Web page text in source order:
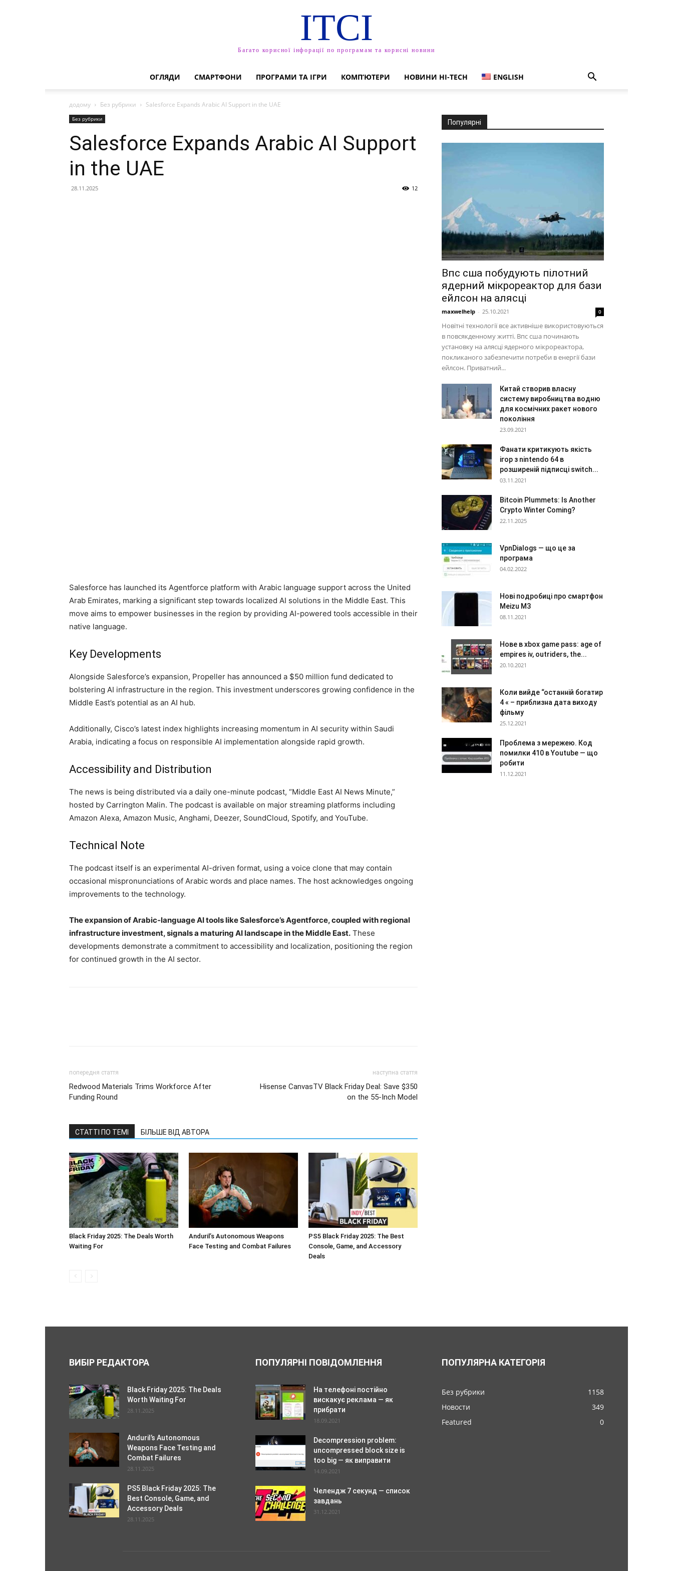
ITCI
Багато корисної інфорації по програмам та корисні новини
ОГЛЯДИ СМАРТФОНИ ПРОГРАМИ ТА ІГРИ КОМП’ЮТЕРИ НОВИНИ HI-TECH ENGLISH
додому Без рубрики Salesforce Expands Arabic AI Support in the UAE
Без рубрики
Salesforce Expands Arabic AI Support
in the UAE
28.11.2025 12
Salesforce has launched its Agentforce platform with Arabic language support across the United
Arab Emirates, marking a significant step towards localized AI solutions in the Middle East. This
move aims to empower businesses in the region by providing AI-powered tools accessible in their
native language.
Key Developments
Alongside Salesforce’s expansion, Propeller has announced a $50 million fund dedicated to
bolstering AI infrastructure in the region. This investment underscores growing confidence in the
Middle East’s potential as an AI hub.
Additionally, Cisco’s latest index highlights increasing momentum in AI security within Saudi
Arabia, indicating a focus on responsible AI implementation alongside rapid growth.
Accessibility and Distribution
The news is being distributed via a daily one-minute podcast, “Middle East AI News Minute,”
hosted by Carrington Malin. The podcast is available on major streaming platforms including
Amazon Alexa, Amazon Music, Anghami, Deezer, SoundCloud, Spotify, and YouTube.
Technical Note
The podcast itself is an experimental AI-driven format, using a voice clone that may contain
occasional mispronunciations of Arabic words and place names. The host acknowledges ongoing
improvements to the technology.
The expansion of Arabic-language AI tools like Salesforce’s Agentforce, coupled with regional
infrastructure investment, signals a maturing AI landscape in the Middle East. These
developments demonstrate a commitment to accessibility and localization, positioning the region
for continued growth in the AI sector.
попередня стаття
Redwood Materials Trims Workforce After
Funding Round
наступна стаття
Hisense CanvasTV Black Friday Deal: Save $350
on the 55-Inch Model
СТАТТІ ПО ТЕМІ БІЛЬШЕ ВІД АВТОРА
Black Friday 2025: The Deals Worth
Waiting For
Anduril’s Autonomous Weapons
Face Testing and Combat Failures
PS5 Black Friday 2025: The Best
Console, Game, and Accessory
Deals
Популярні
Впс сша побудують пілотний
ядерний мікрореактор для бази
ейлсон на алясці
maxwelhelp - 25.10.2021 0
Новітні технології все активніше використовуються
в повсякденному житті. Впс сша починають
установку на алясці ядерного мікрореактора,
покликаного забезпечити потреби в енергії бази
ейлсон. Приватний...
Китай створив власну
систему виробництва водню
для космічних ракет нового
покоління
23.09.2021
Фанати критикують якість
ігор з nintendo 64 в
розширеній підписці switch...
03.11.2021
Bitcoin Plummets: Is Another
Crypto Winter Coming?
22.11.2025
VpnDialogs — що це за
програма
04.02.2022
Нові подробиці про смартфон
Meizu M3
08.11.2021
Нове в xbox game pass: age of
empires iv, outriders, the...
20.10.2021
Коли вийде “останній богатир
4 « – приблизна дата виходу
фільму
25.12.2021
Проблема з мережею. Код
помилки 410 в Youtube — що
робити
11.12.2021
ВИБІР РЕДАКТОРА
Black Friday 2025: The Deals
Worth Waiting For
28.11.2025
Anduril’s Autonomous
Weapons Face Testing and
Combat Failures
28.11.2025
PS5 Black Friday 2025: The
Best Console, Game, and
Accessory Deals
28.11.2025
ПОПУЛЯРНІ ПОВІДОМЛЕННЯ
На телефоні постійно
вискакує реклама — як
прибрати
18.09.2021
Decompression problem:
uncompressed block size is
too big — як виправити
14.09.2021
Челендж 7 секунд — список
завдань
31.12.2021
ПОПУЛЯРНА КАТЕГОРІЯ
Без рубрики
1158
Новости
349
Featured
0